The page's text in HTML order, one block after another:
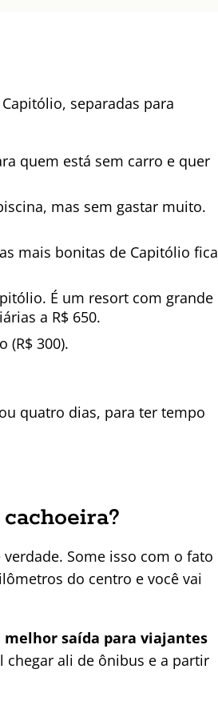
separadas para
quem está sem carro e quer
mas sem gastar muito.
mais bonitas de Capitólio fica
É um resort com grande
a R$ 650.
(R$ 300).
quatro dias, para ter tempo
Some isso com o fato
do centro e você vai
melhor saída para viajantes
chegar ali de ônibus e a partir